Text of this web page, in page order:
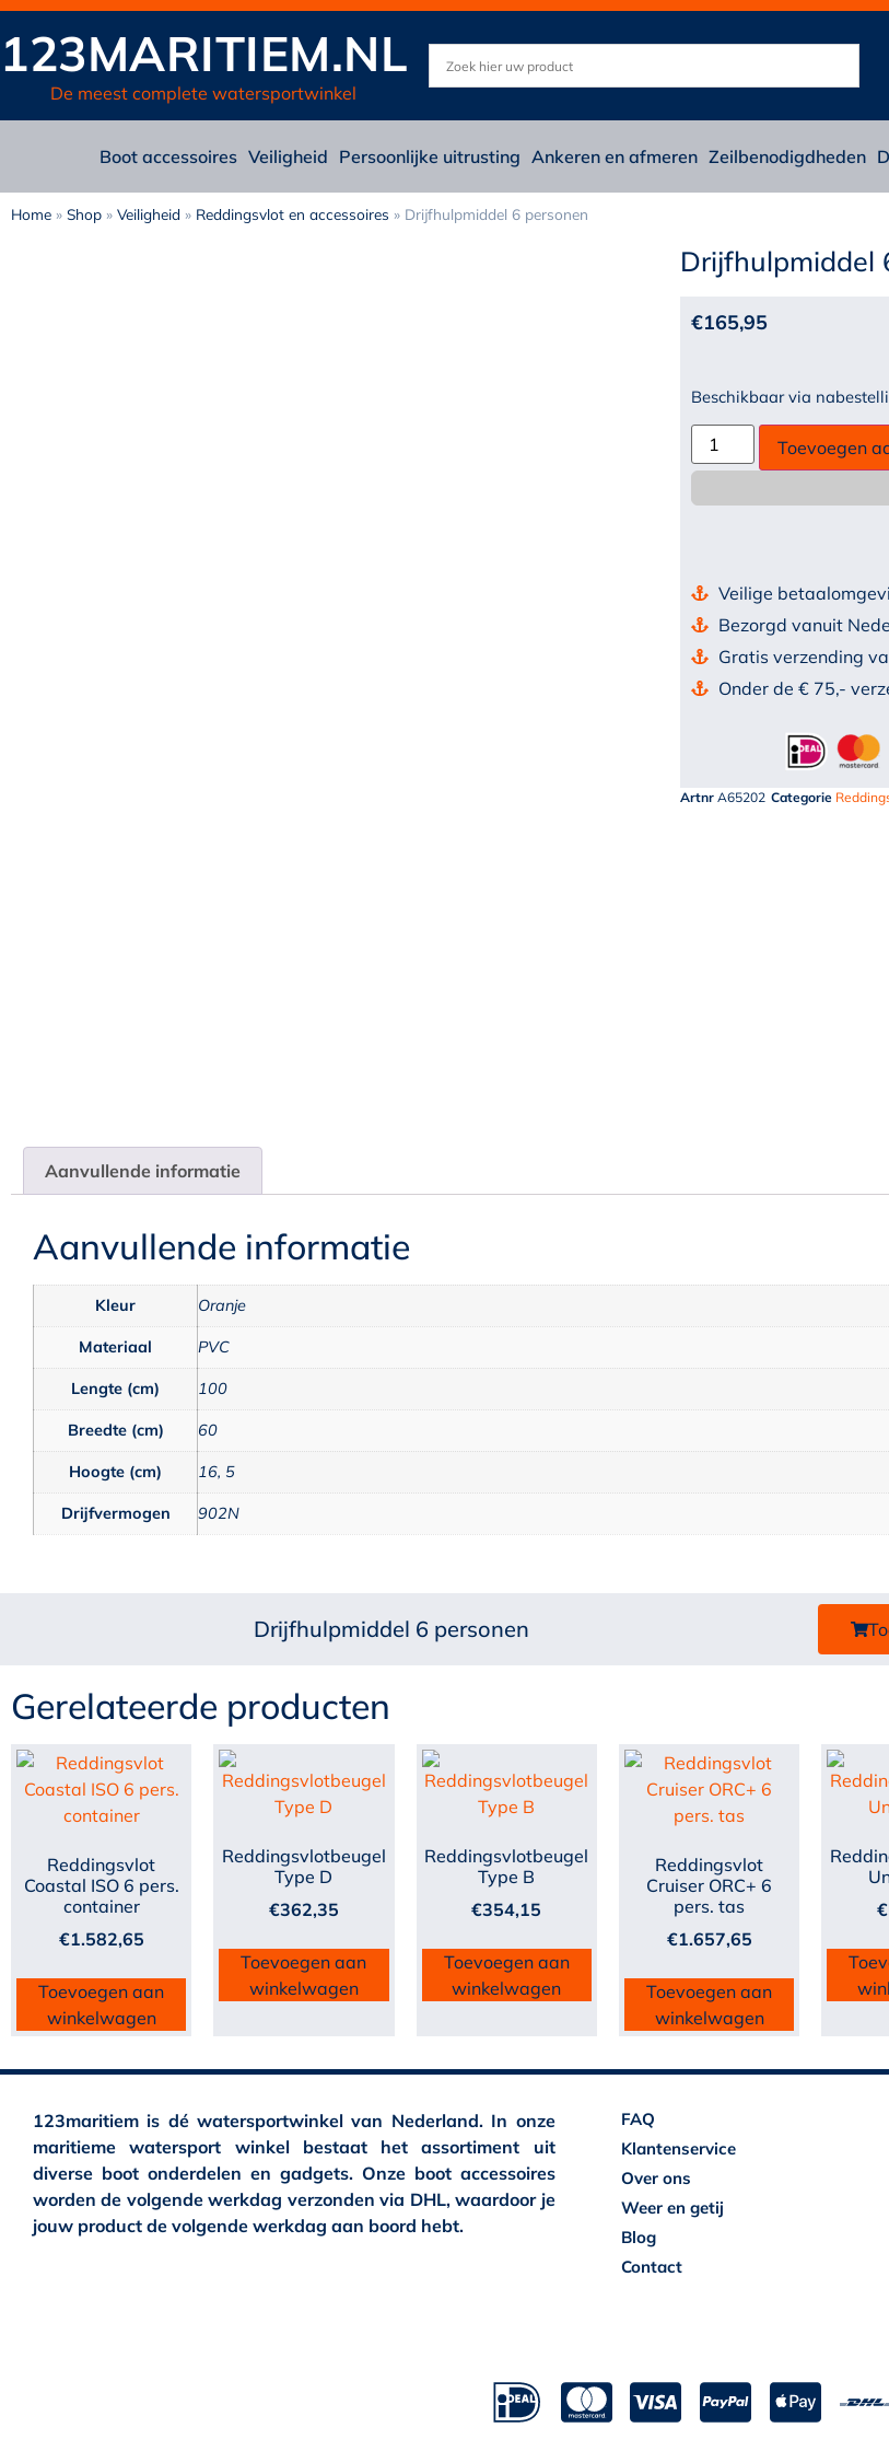
123MARITIEM.NL
De meest complete watersportwinkel
Boot accessoires Veiligheid Persoonlijke uitrusting Ankeren en afmeren Zeilbenodigdheden
Home » Shop » Veiligheid » Reddingsvlot en accessoires » Drijfhulpmiddel 6 personen
Drijfhulpmiddel
€165,95
Beschikbaar via
Toevoegen
Veilige
Bezorgd vanuit
Gratis verzending
Onder de € 75,-
Artnr A65202 Categorie
Aanvullende informatie
Aanvullende informatie
Kleur Oranje
Materiaal PVC
Lengte (cm) 100
Breedte (cm) 60
Hoogte (cm) 16, 5
Drijfvermogen 902N
Drijfhulpmiddel 6 personen
Gerelateerde producten
Reddingsvlot
Coastal ISO 6 pers.
container
€1.582,65
Toevoegen aan
winkelwagen
Reddingsvlotbeugel
Type D
€362,35
Toevoegen aan
winkelwagen
Reddingsvlotbeugel
Type B
€354,15
Toevoegen aan
winkelwagen
Reddingsvlot
Cruiser ORC+ 6
pers. tas
€1.657,65
Toevoegen aan
winkelwagen
€
123maritiem is dé watersportwinkel van Nederland. In onze
maritieme watersport winkel bestaat het assortiment uit
diverse boot onderdelen en gadgets. Onze boot accessoires
worden de volgende werkdag verzonden via DHL, waardoor je
jouw product de volgende werkdag aan boord hebt.
FAQ
Klantenservice
Over ons
Weer en getij
Blog
Contact